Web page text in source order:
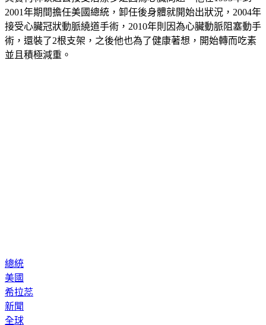
其實柯林頓過去接受治療多是因為心臟問題，他在1993年到
2001年期間擔任美國總統，卸任後身體就開始出狀況，2004年
接受心臟冠狀動脈繞道手術，2010年則因為心臟動脈阻塞動手
術，還裝了2根支架，之後他也為了健康著想，開始轉而吃素
總統
美國
希拉蕊
新聞